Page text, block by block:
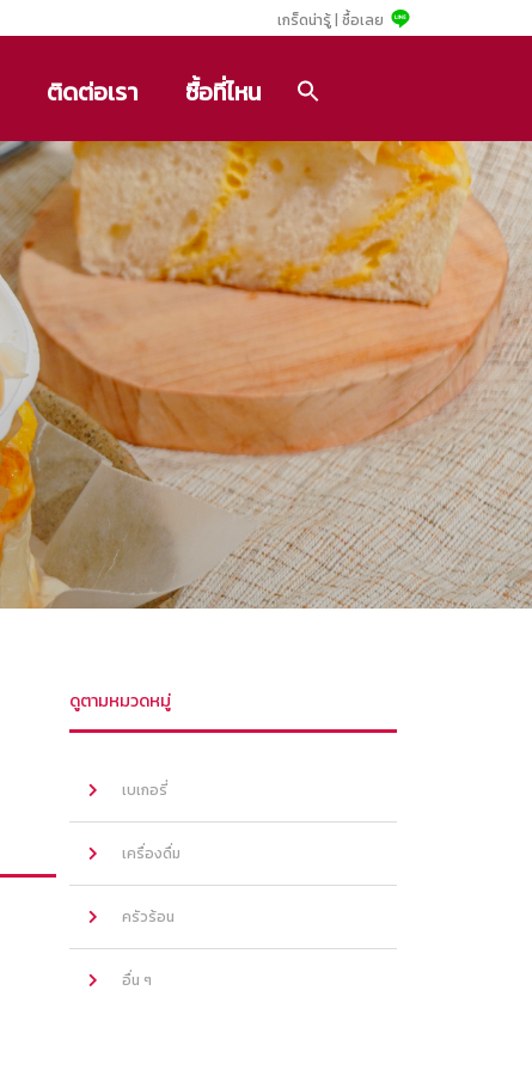
เกร็ดน่ารู้ | ซื้อเลย
ติดต่อเรา ซื้อที่ไหน
ดูตามหมวดหมู่
เบเกอรี่
เครื่องดื่ม
ครัวร้อน
อื่น ๆ